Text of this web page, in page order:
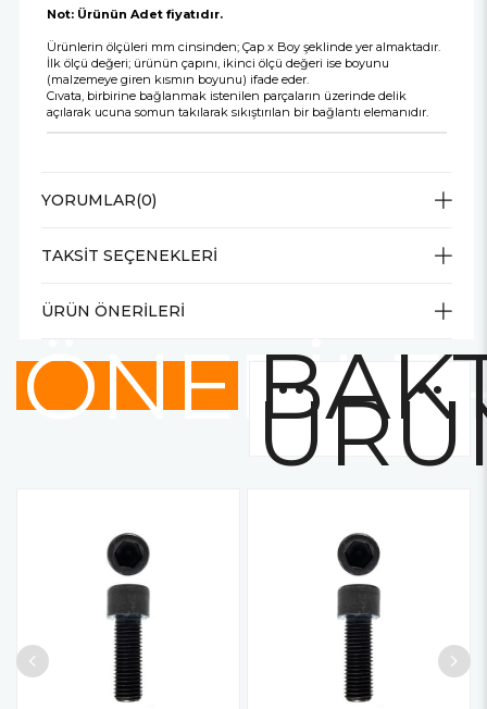
Not: Ürünün Adet fiyatıdır.
Ürünlerin ölçüleri mm cinsinden; Çap x Boy şeklinde yer almaktadır.
İlk ölçü değeri; ürünün çapını, ikinci ölçü değeri ise boyunu
(malzemeye giren kısmın boyunu) ifade eder.
Cıvata, birbirine bağlanmak istenilen parçaların üzerinde delik
açılarak ucuna somun takılarak sıkıştırılan bir bağlantı elemanıdır.
YORUMLAR(0)
TAKSIT SEÇENEKLERI
ÜRÜN ÖNERILERI